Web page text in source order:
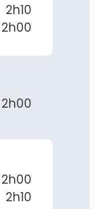
2h10
2h00
2h00
2h00
2h10